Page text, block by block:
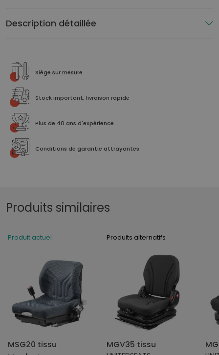
Description détaillée
Siège sur mesure
Stock important, livraison rapide
Plus de 40 ans d'expérience
Conditions de garantie attrayantes
Produits similaires
Produit actuel Produits alternatifs
MSG20 tissu
MGV35 tissu